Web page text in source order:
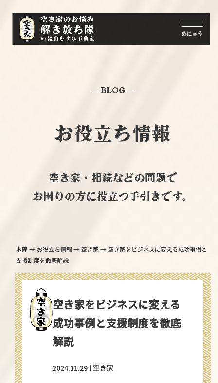
BLOG
お役立ち情報
空き家・相続などの問題で
お困りの方に役立つ手引きです。
本陣→ お役立ち情報→空き家→空き家をビジネスに変える成功事例と
支援制度を徹底解説
空き家をビジネスに変える
成功事例と支援制度を徹底
解説
2024.11.29 空き家